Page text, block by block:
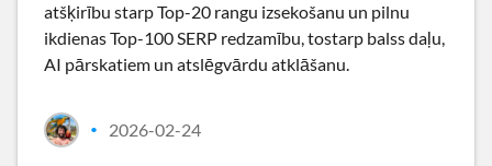
atšķirību starp Top-20 rangu izsekošanu un pilnu
ikdienas Top-100 SERP redzamību, tostarp balss daļu,
AI pārskatiem un atslēgvārdu atklāšanu.
• 2026-02-24